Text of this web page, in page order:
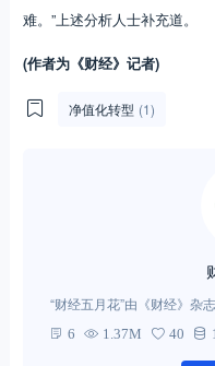
难。”上述分析人士补充道。
(作者为《财经》记者)
净值化转型 (1)
“财经五月花”由《财经》杂
的金融制度、
6 1.37M 40